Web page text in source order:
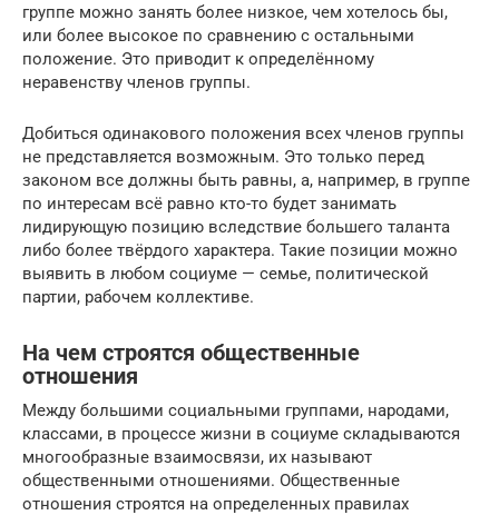
группе можно занять более низкое, чем хотелось бы,
или более высокое по сравнению с остальными
положение. Это приводит к определённому
неравенству членов группы.
Добиться одинакового положения всех членов группы
не представляется возможным. Это только перед
законом все должны быть равны, а, например, в группе
по интересам всё равно кто-то будет занимать
лидирующую позицию вследствие большего таланта
либо более твёрдого характера. Такие позиции можно
выявить в любом социуме — семье, политической
партии, рабочем коллективе.
На чем строятся общественные
отношения
Между большими социальными группами, народами,
классами, в процессе жизни в социуме складываются
многообразные взаимосвязи, их называют
общественными отношениями. Общественные
отношения строятся на определенных правилах